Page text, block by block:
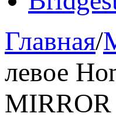
Главная/
левое